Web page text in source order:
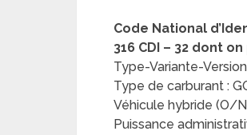
Code National
316 CDI – 32 dont
Type-Variante-
Type de carburant :
Véhicule hybride (O/
Puissance